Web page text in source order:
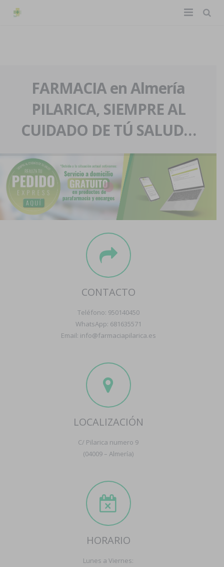
La farmacia
Nuestra historia
Nuestro equipo
Eventos
Servicios y reservas
Pedidos express
Blog
Contacto
Boletín
FARMACIA en Almería
PILARICA, SIEMPRE AL
CUIDADO DE TÚ SALUD…
CONTACTO
Teléfono: 950140450
WhatsApp: 681635571
Email: info@farmaciapilarica.es
LOCALIZACIÓN
C/ Pilarica numero 9
(04009 – Almería)
HORARIO
Lunes a Viernes: